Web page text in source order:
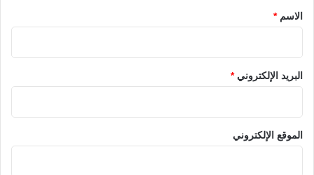
*الاسم*
البريد الإلكتروني*
الموقع الإلكتروني